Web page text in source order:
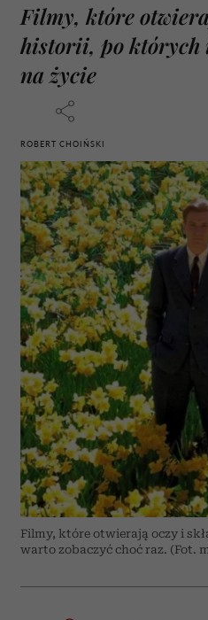
Filmy, które
historii, po których
na życie
ROBERT CHOIŃSKI
Filmy, które otwierają oczy i
warto zobaczyć choć raz. (Fot.